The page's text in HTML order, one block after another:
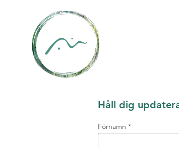
Håll dig
Förnamn